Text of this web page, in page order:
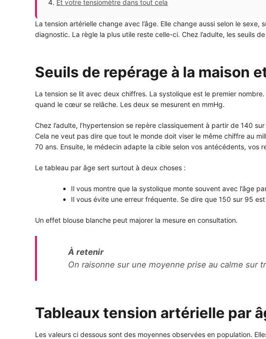
Et votre tensiomètre dans tout cela
La tension artérielle change avec l’âge. Elle change aussi selon le
diagnostic. La règle la plus utile reste celle-ci. Chez l’adulte, les seuils
Seuils de repérage à la maison
La tension se lit avec deux chiffres. La systolique est le premier
quand le cœur se relâche. Les deux se mesurent en mmHg.
Chez l’adulte, l’hypertension se repère classiquement à partir de 140
Cela ne veut pas dire que tout le monde doit viser le même chiffre au
70 ans. Ensuite, le médecin adapte la cible selon vos antécédents, vos
Le tableau par âge sert surtout à deux choses :
Il vous montre que la systolique monte souvent avec l’âge
Il vous évite une erreur fréquente. Se dire que 150 sur 95
Un effet blouse blanche peut majorer la mesure en consultation.
À retenir
On raisonne sur une moyenne prise au calme sur
Tableaux tension artérielle par
Les valeurs ci dessous sont des moyennes observées en population.